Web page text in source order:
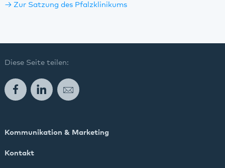
Zur Satzung des Pfalzklinikums
Diese Seite teilen:
FacebookLinkedInE-Mail
Kommunikation & Marketing
Kontakt